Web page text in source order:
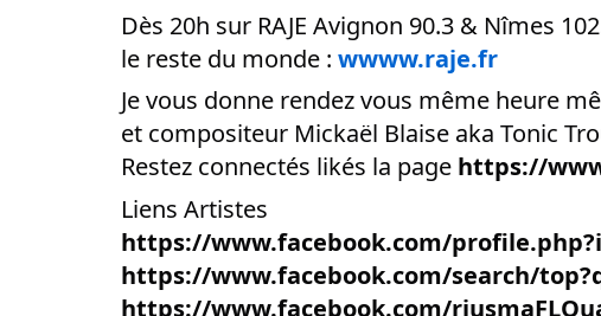
Dès 20h sur RAJE Avignon 90.3 & Nîmes
le reste du monde : wwww.raje.fr
Je vous donne rendez vous même heure
et compositeur Mickaël Blaise aka Tonic
Restez connectés likés la page https://
Liens Artistes
https://www.facebook.com/
https://www.facebook.com/search/
https://www.facebook.com/